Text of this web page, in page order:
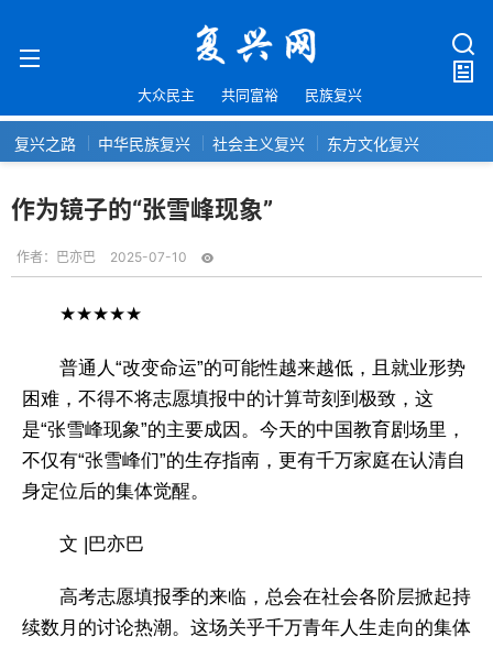
大众民主 共同富裕 民族复兴
复兴之路 中华民族复兴 社会主义复兴 东方文化复兴
作为镜子的“张雪峰现象”
作者： 巴亦巴 2025-07-10
★★★★★
普通人“改变命运”的可能性越来越低，且就业形势
困难，不得不将志愿填报中的计算苛刻到极致，这
是“张雪峰现象”的主要成因。今天的中国教育剧场里，
不仅有“张雪峰们”的生存指南，更有千万家庭在认清自
身定位后的集体觉醒。
文 |巴亦巴
高考志愿填报季的来临，总会在社会各阶层掀起持
续数月的讨论热潮。这场关乎千万青年人生走向的集体